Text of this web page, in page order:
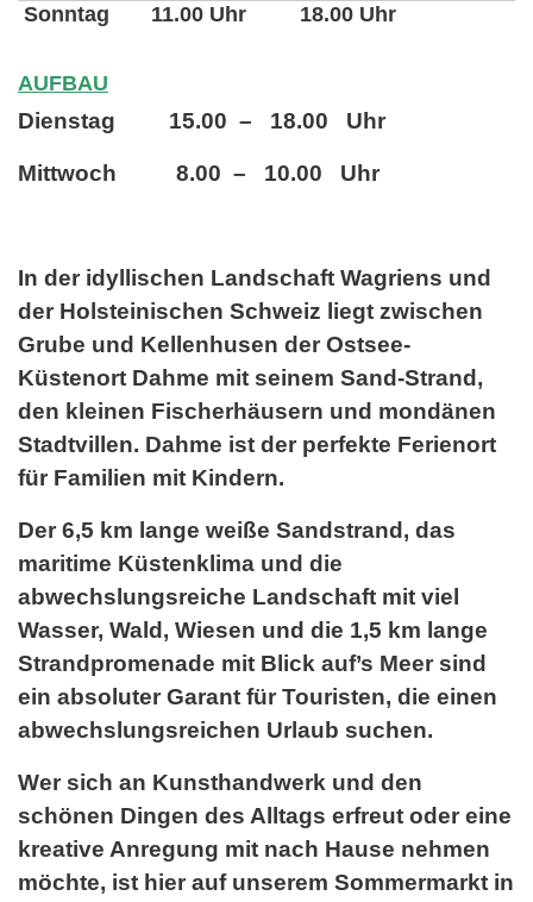
Sonntag 11.00 Uhr 18.00 Uhr
AUFBAU
Dienstag 15.00 – 18.00 Uhr
Mittwoch 8.00 – 10.00 Uhr
In der idyllischen Landschaft Wagriens und
der Holsteinischen Schweiz liegt zwischen
Grube und Kellenhusen der Ostsee-
Küstenort Dahme mit seinem Sand-Strand,
den kleinen Fischerhäusern und mondänen
Stadtvillen. Dahme ist der perfekte Ferienort
für Familien mit Kindern.
Der 6,5 km lange weiße Sandstrand, das
maritime Küstenklima und die
abwechslungsreiche Landschaft mit viel
Wasser, Wald, Wiesen und die 1,5 km lange
Strandpromenade mit Blick auf’s Meer sind
ein absoluter Garant für Touristen, die einen
abwechslungsreichen Urlaub suchen.
Wer sich an Kunsthandwerk und den
schönen Dingen des Alltags erfreut oder eine
kreative Anregung mit nach Hause nehmen
möchte, ist hier auf unserem Sommermarkt in